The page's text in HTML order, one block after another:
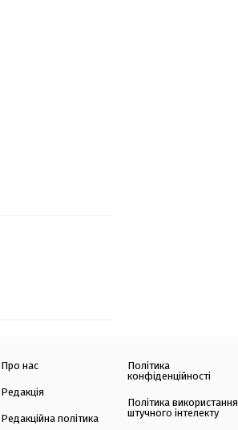
Про нас
Редакція
Редакційна політика
Політика
конфіденційності
Політика використання
штучного інтелекту